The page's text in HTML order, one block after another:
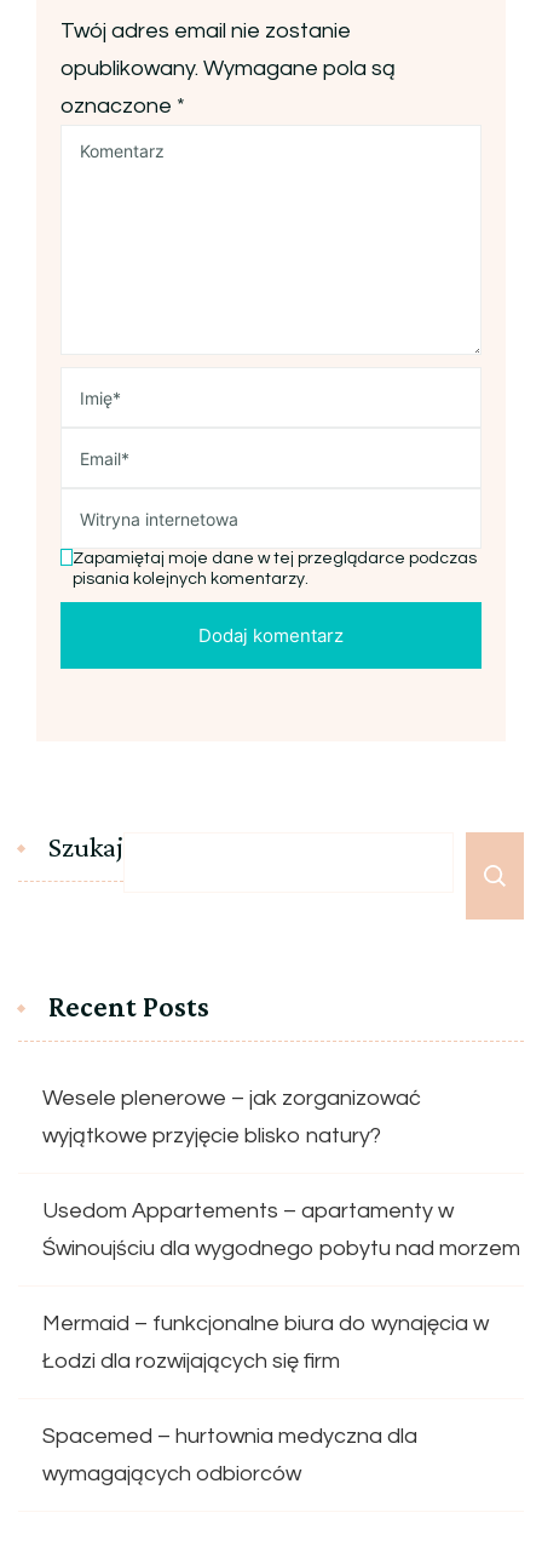
Twój adres email nie zostanie
opublikowany. Wymagane pola są
oznaczone *
Zapamiętaj moje dane w tej przeglądarce podczas
pisania kolejnych komentarzy.
Szukaj
Recent Posts
Wesele plenerowe – jak zorganizować
wyjątkowe przyjęcie blisko natury?
Usedom Appartements – apartamenty w
Świnoujściu dla wygodnego pobytu nad morzem
Mermaid – funkcjonalne biura do wynajęcia w
Łodzi dla rozwijających się firm
Spacemed – hurtownia medyczna dla
wymagających odbiorców